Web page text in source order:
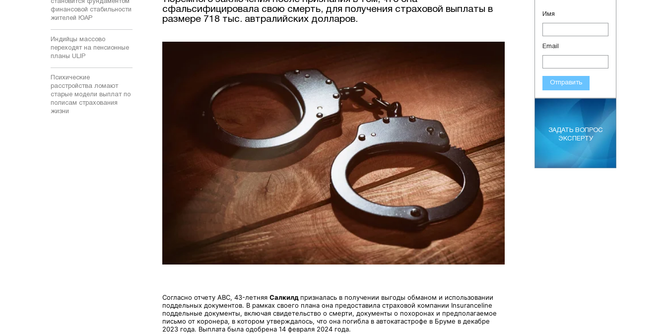
становится фундаментом
финансовой стабильности
жителей ЮАР
Индийцы массово
переходят на пенсионные
планы ULIP
Психические
расстройства ломают
старые модели выплат по
полисам страхования
жизни
сфальсифицировала свою смерть, для получения страховой выплаты в
размере 718 тыс. автралийских долларов.
Согласно отчету ABC, 43-летняя Салкилд призналась в получении выгоды обманом и использовании
поддельных документов. В рамках своего плана она предоставила страховой компании Insuranceline
поддельные документы, включая свидетельство о смерти, документы о похоронах и предполагаемое
письмо от коронера, в котором утверждалось, что она погибла в автокатастрофе в Бруме в декабре
2023 года. Выплата была одобрена 14 февраля 2024 года.
Имя
Email
Отправить
ЗАДАТЬ ВОПРОС
ЭКСПЕРТУ